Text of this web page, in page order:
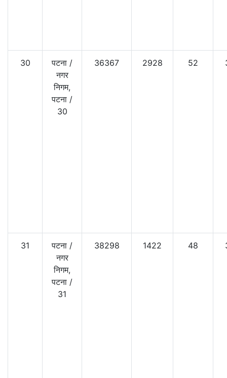
30 पटना /
नगर
निगम,
पटना /
30
36367 2928 52
31 पटना /
नगर
निगम,
पटना /
31
38298 1422 48